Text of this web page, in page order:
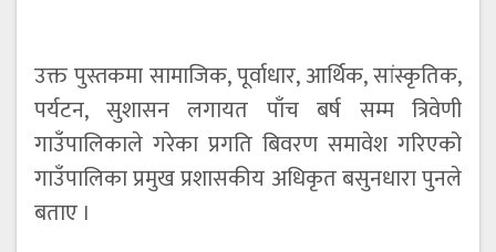
उक्त पुस्तकमा सामाजिक, पूर्वाधार, आर्थिक, सांस्कृतिक,
पर्यटन, सुशासन लगायत पाँच बर्ष सम्म त्रिवेणी
गाउँपालिकाले गरेका प्रगति बिवरण समावेश गरिएको
गाउँपालिका प्रमुख प्रशासकीय अधिकृत बसुनधारा पुनले
बताए ।